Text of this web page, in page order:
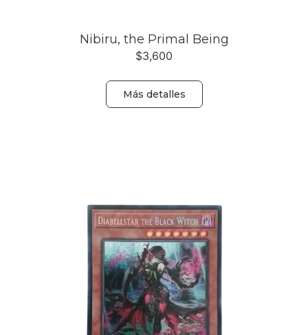
Nibiru, the Primal Being
$3,600
Más detalles